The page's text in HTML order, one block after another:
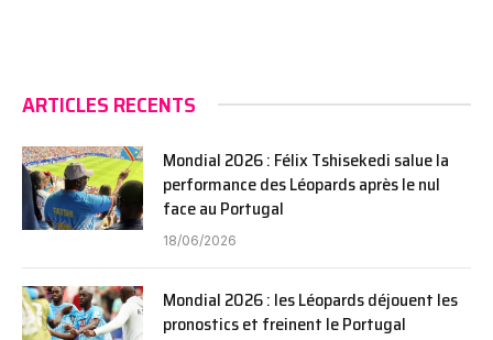
ARTICLES RECENTS
Mondial 2026 : Félix Tshisekedi salue la
performance des Léopards après le nul
face au Portugal
18/06/2026
Mondial 2026 : les Léopards déjouent les
pronostics et freinent le Portugal